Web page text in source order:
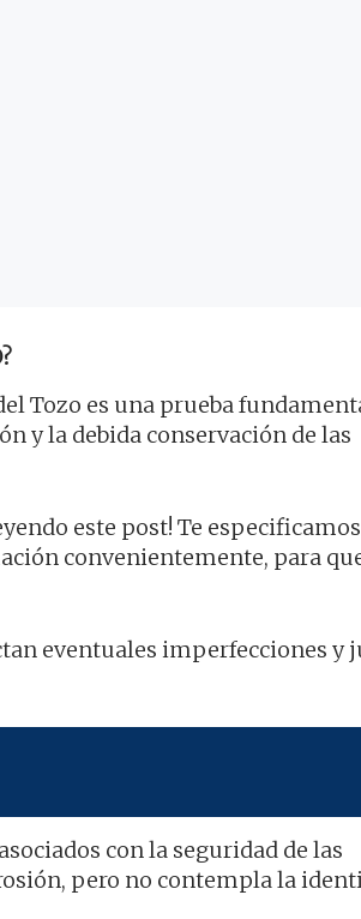
Tozo es una prueba
y la debida conservación de las
este post! Te
convenientemente, para
eventuales imperfecciones y
con la seguridad de las
pero no contempla la